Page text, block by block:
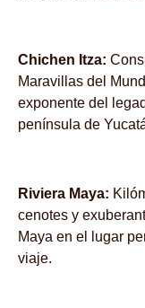
Chichen Itza:
Maravillas del
exponente del
península de
Riviera Maya:
cenotes y
Maya en el lugar
viaje.